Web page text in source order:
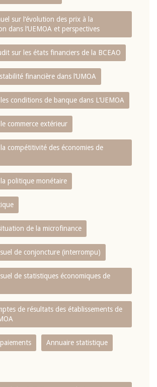
sur l‘évolution des prix à la
dans l‘UEMOA et perspectives
sur les états financiers de la BCEAO
financière dans l‘UMOA
conditions de banque dans L‘UEMOA
commerce extérieur
compétitivité des économies de
politique monétaire
de la microfinance
de conjoncture (interrompu)
de statistiques économiques de
de résultats des établissements de
Annuaire statistique